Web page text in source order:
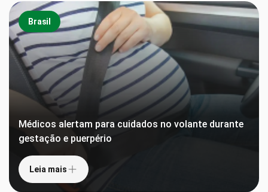
Brasil
Médicos alertam para cuidados no volante durante
gestação e puerpério
Leia mais